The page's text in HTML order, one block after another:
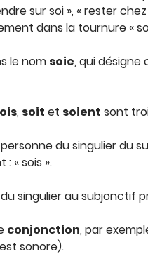
sur soi », « rester
dans la tournure «
le nom soie, qui désigne
, soit et soient sont
personne du singulier du
« sois ».
singulier au subjonctif
conjonction, par
sonore).